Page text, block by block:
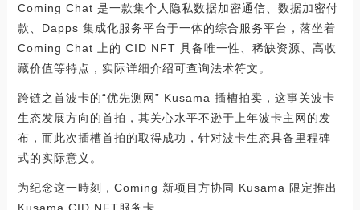
Coming Chat 是一款集个人隐私数据加密通信、数据加密付
款、Dapps 集成化服务平台于一体的综合服务平台，落坐着
Coming Chat 上的 CID NFT 具备唯一性、稀缺资源、高收
藏价值等特点，实际详细介绍可查询法术符文。
跨链之首波卡的“优先测网” Kusama 插槽拍卖，这事关波卡
生态发展方向的首拍，其关心水平不逊于上年波卡主网的发
布，而此次插槽首拍的取得成功，针对波卡生态具备里程碑
式的实际意义。
为纪念这一時刻，Coming 新项目方协同 Kusama 限定推出
Kusama CID NFT服务卡。